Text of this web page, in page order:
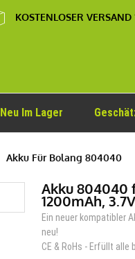
KOSTENLOSER VERSAND
Neu Im Lager
Akku Für Bolang 804040
Akku 804040
1200mAh, 3.7V
Ein neuer kompatibler
neu!
CE & RoHs - Erfüllt